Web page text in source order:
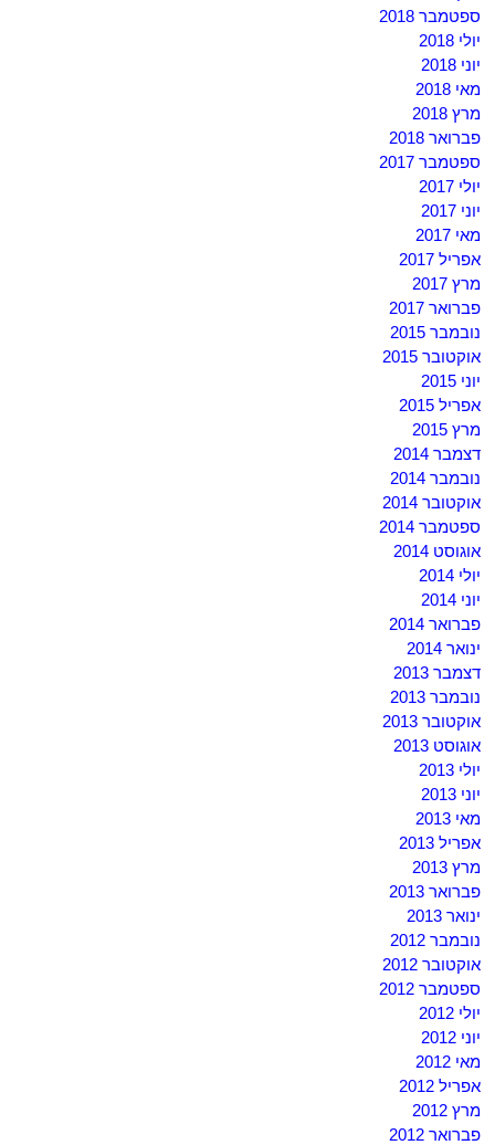
ספטמבר 2018
יולי 2018
יוני 2018
מאי 2018
מרץ 2018
פברואר 2018
ספטמבר 2017
יולי 2017
יוני 2017
מאי 2017
אפריל 2017
מרץ 2017
פברואר 2017
נובמבר 2015
אוקטובר 2015
יוני 2015
אפריל 2015
מרץ 2015
דצמבר 2014
נובמבר 2014
אוקטובר 2014
ספטמבר 2014
אוגוסט 2014
יולי 2014
יוני 2014
פברואר 2014
ינואר 2014
דצמבר 2013
נובמבר 2013
אוקטובר 2013
אוגוסט 2013
יולי 2013
יוני 2013
מאי 2013
אפריל 2013
מרץ 2013
פברואר 2013
ינואר 2013
נובמבר 2012
אוקטובר 2012
ספטמבר 2012
יולי 2012
יוני 2012
מאי 2012
אפריל 2012
מרץ 2012
פברואר 2012